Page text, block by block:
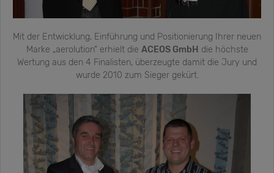
Mit der Entwicklung, Einführung und Positionierung Ihrer neuen
Marke „aerolution“ erhielt die ACEOS GmbH die höchste
Wertung aus den 4 Finalisten, überzeugte damit die Jury und
wurde 2010 zum Sieger gekürt.